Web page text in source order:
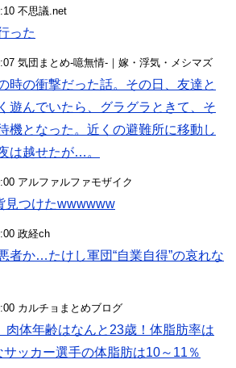
不思議.net
った
気団まとめ-噫無情-｜嫁・浮気・メシマズ
時の衝撃だった話。その日、友達と
遊んでいたら、グラグラときて、そ
機となった。近くの避難所に移動し
は越せたが…。
アルファルファモザイク
見つけたwwwwww
政経ch
者か…たけし軍団“自業自得”の哀れな
カルチョまとめブログ
肉体年齢はなんと23歳！体脂肪率は
ッカー選手の体脂肪は10～11％